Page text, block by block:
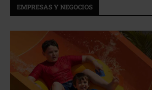
EMPRESAS Y NEGOCIOS